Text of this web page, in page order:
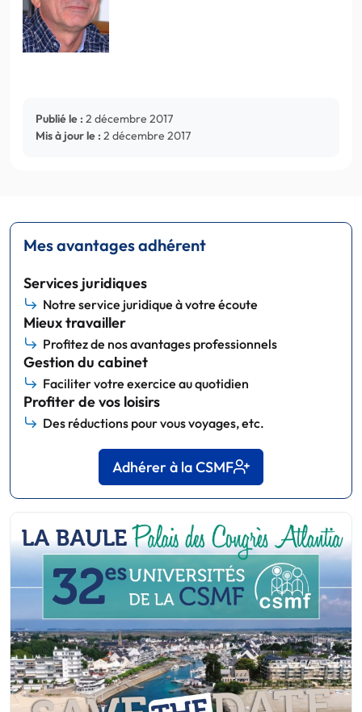
Publié le : 2 décembre 2017
Mis à jour le : 2 décembre 2017
Mes avantages adhérent
Services juridiques
Notre service juridique à votre écoute
Mieux travailler
Profitez de nos avantages professionnels
Gestion du cabinet
Faciliter votre exercice au quotidien
Profiter de vos loisirs
Des réductions pour vous voyages, etc.
Adhérer à la CSMF